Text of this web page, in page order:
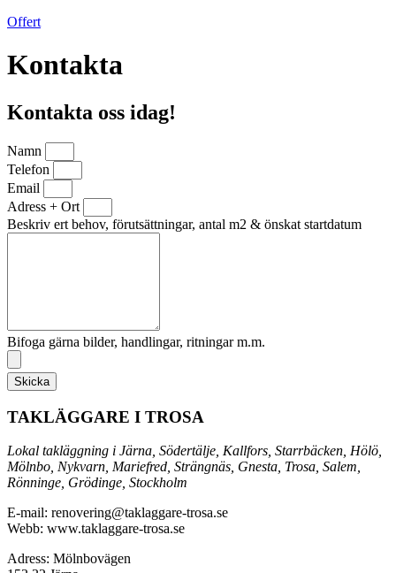
Offert
Kontakta
Kontakta oss idag!
Namn
Telefon
Email
Adress + Ort
Beskriv ert behov, förutsättningar, antal m2 & önskat startdatum
Bifoga gärna bilder, handlingar, ritningar m.m.
Skicka
TAKLÄGGARE I TROSA
Lokal takläggning i Järna, Södertälje, Kallfors, Starrbäcken, Hölö,
Mölnbo, Nykvarn, Mariefred, Strängnäs, Gnesta, Trosa, Salem,
Rönninge, Grödinge, Stockholm
E-mail: renovering@taklaggare-trosa.se
Webb: www.taklaggare-trosa.se
Adress: Mölnbovägen